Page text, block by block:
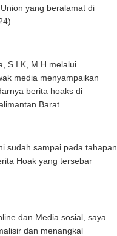
yang beralamat di
S.I.K, M.H melalui
media menyampaikan
berita hoaks di
Barat.
sudah sampai pada tahapan
Hoak yang tersebar
dan Media sosial, saya
dan menangkal